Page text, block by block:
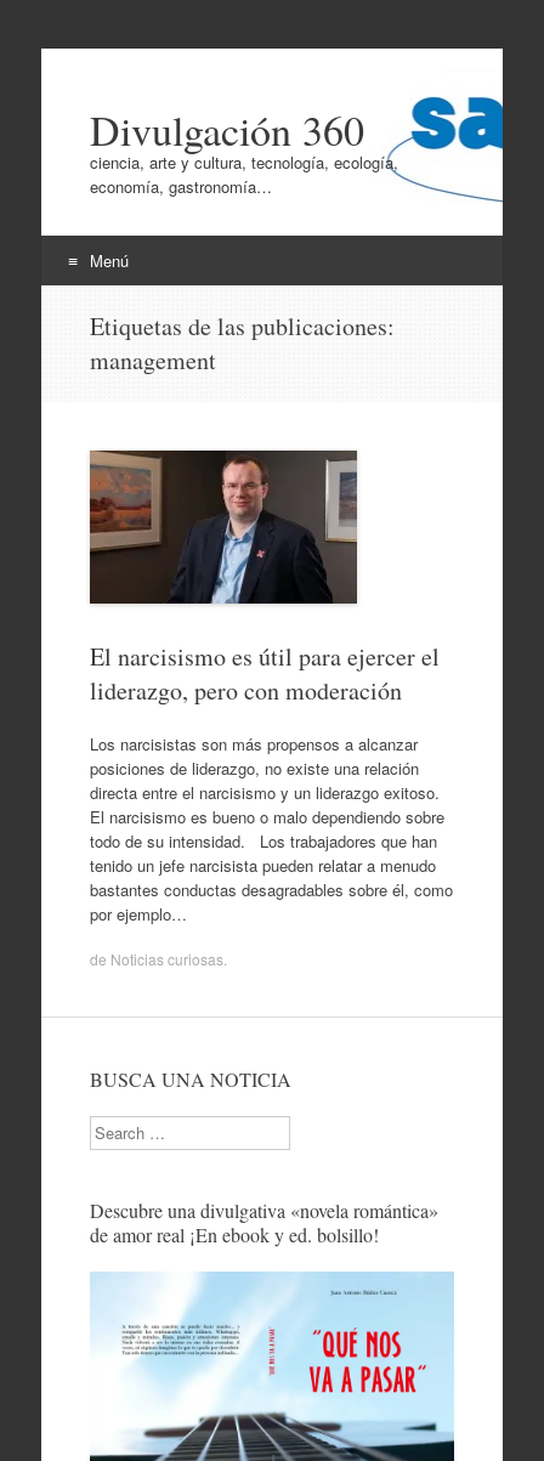
Divulgación 360
ciencia, arte y cultura, tecnología, ecología,
economía, gastronomía…
Menú
contenido
Etiquetas de las publicaciones:
management
El narcisismo es útil para ejercer el
liderazgo, pero con moderación
Los narcisistas son más propensos a alcanzar
posiciones de liderazgo, no existe una relación
directa entre el narcisismo y un liderazgo exitoso.
El narcisismo es bueno o malo dependiendo sobre
todo de su intensidad. Los trabajadores que han
tenido un jefe narcisista pueden relatar a menudo
bastantes conductas desagradables sobre él, como
por ejemplo…
de Noticias curiosas.
BUSCA UNA NOTICIA
Search
Descubre una divulgativa «novela romántica»
de amor real ¡En ebook y ed. bolsillo!